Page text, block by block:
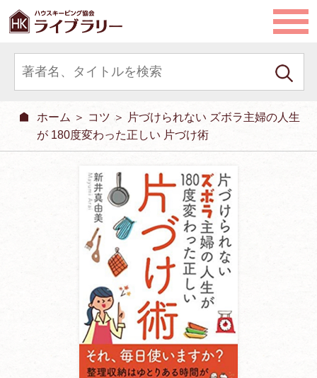
ホーム ＞ コツ ＞ 片づけられない ズボラ主婦の人生
が 180度変わった正しい 片づけ術